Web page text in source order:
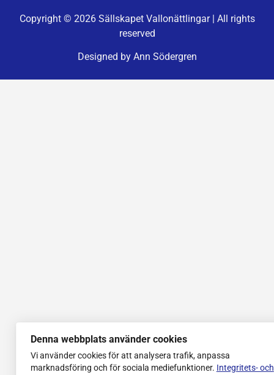
Copyright © 2026 Sällskapet Vallonättlingar | All rights
reserved
Designed by Ann Södergren
Denna webbplats använder cookies
Vi använder cookies för att analysera trafik, anpassa
marknadsföring och för sociala mediefunktioner. Integritets- och